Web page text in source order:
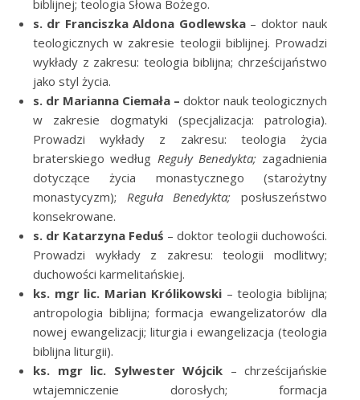
biblijnej; teologia Słowa Bożego.
s. dr Franciszka Aldona Godlewska – doktor nauk
teologicznych w zakresie teologii biblijnej. Prowadzi
wykłady z zakresu: teologia biblijna; chrześcijaństwo
jako styl życia.
s. dr Marianna Ciemała – doktor nauk teologicznych
w zakresie dogmatyki (specjalizacja: patrologia).
Prowadzi wykłady z zakresu: teologia życia
braterskiego według Reguły Benedykta; zagadnienia
dotyczące życia monastycznego (starożytny
monastycyzm); Reguła Benedykta;posłuszeństwo
konsekrowane.
s. dr Katarzyna Feduś – doktor teologii duchowości.
Prowadzi wykłady z zakresu: teologii modlitwy;
duchowości karmelitańskiej.
ks. mgr lic. Marian Królikowski– teologia biblijna;
antropologia biblijna; formacja ewangelizatorów dla
nowej ewangelizacji; liturgia i ewangelizacja (teologia
biblijna liturgii).
ks. mgr lic. Sylwester Wójcik – chrześcijańskie
wtajemniczenie dorosłych; formacja